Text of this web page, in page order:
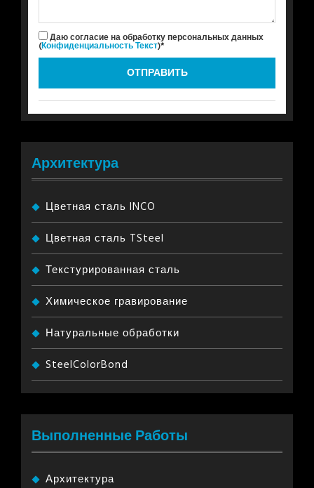
Даю согласие на обработку персональных данных
(Конфиденциальность Текст)*
Архитектура
Цветная сталь INCO
Цветная сталь TSteel
Текстурированная сталь
Химическое гравирование
Натуральные обработки
SteelColorBond
Выполненные Работы
Архитектура